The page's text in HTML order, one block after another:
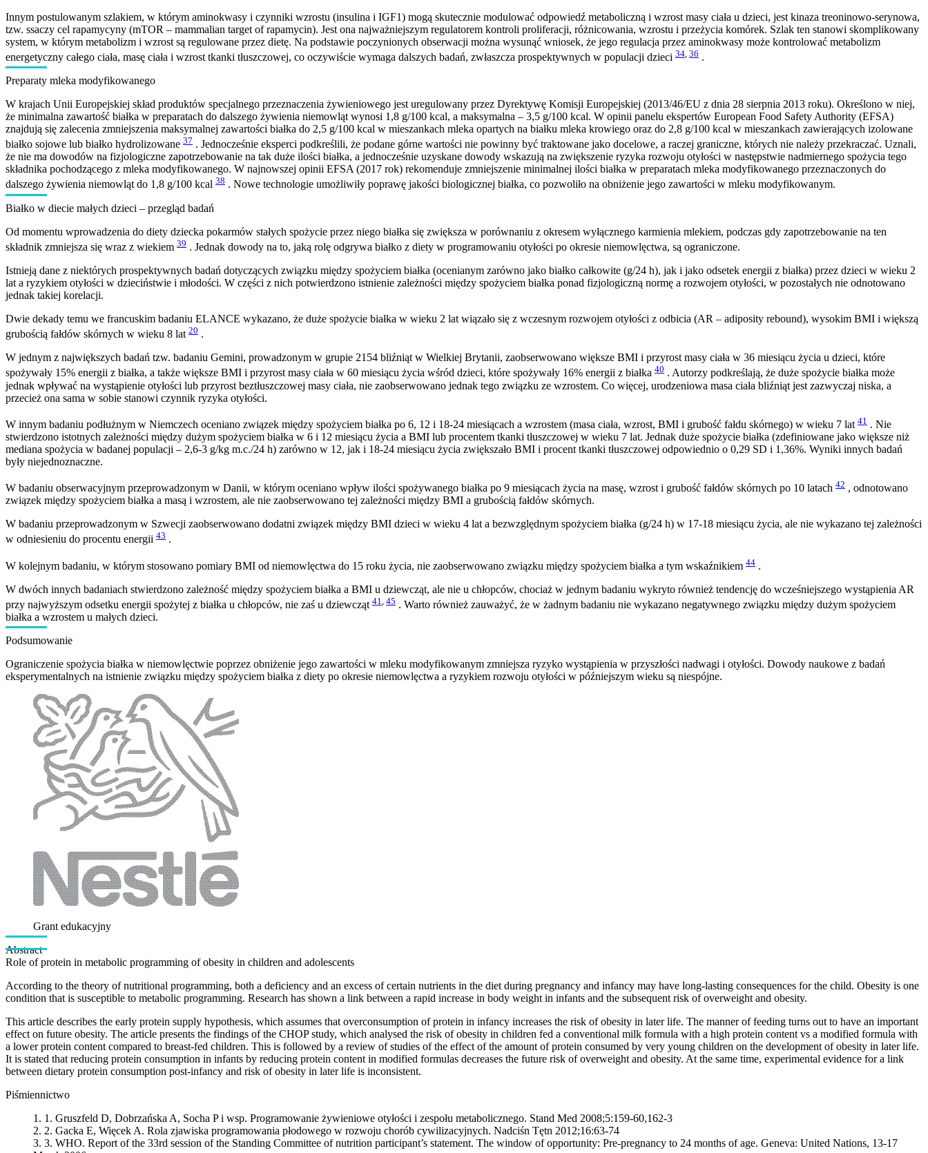
Innym postulowanym szlakiem, w którym aminokwasy i czynniki wzrostu (insulina i IGF1) mogą skutecznie modulować odpowiedź metaboliczną i wzrost masy ciała u dzieci, jest kinaza treoninowo-serynowa,
tzw. ssaczy cel rapamycyny (mTOR – mammalian target of rapamycin). Jest ona najważniejszym regulatorem kontroli proliferacji, różnicowania, wzrostu i przeżycia komórek. Szlak ten stanowi skomplikowany
system, w którym metabolizm i wzrost są regulowane przez dietę. Na podstawie poczynionych obserwacji można wysunąć wniosek, że jego regulacja przez aminokwasy może kontrolować metabolizm
energetyczny całego ciała, masę ciała i wzrost tkanki tłuszczowej, co oczywiście wymaga dalszych badań, zwłaszcza prospektywnych w populacji dzieci 34 36 .
Preparaty mleka modyfikowanego
W krajach Unii Europejskiej skład produktów specjalnego przeznaczenia żywieniowego jest uregulowany przez Dyrektywę Komisji Europejskiej (2013/46/EU z dnia 28 sierpnia 2013 roku). Określono w niej,
że minimalna zawartość białka w preparatach do dalszego żywienia niemowląt wynosi 1,8 g/100 kcal, a maksymalna – 3,5 g/100 kcal. W opinii panelu ekspertów European Food Safety Authority (EFSA)
znajdują się zalecenia zmniejszenia maksymalnej zawartości białka do 2,5 g/100 kcal w mieszankach mleka opartych na białku mleka krowiego oraz do 2,8 g/100 kcal w mieszankach zawierających izolowane
białko sojowe lub białko hydrolizowane 37 . Jednocześnie eksperci podkreślili, że podane górne wartości nie powinny być traktowane jako docelowe, a raczej graniczne, których nie należy przekraczać. Uznali,
że nie ma dowodów na fizjologiczne zapotrzebowanie na tak duże ilości białka, a jednocześnie uzyskane dowody wskazują na zwiększenie ryzyka rozwoju otyłości w następstwie nadmiernego spożycia tego
składnika pochodzącego z mleka modyfikowanego. W najnowszej opinii EFSA (2017 rok) rekomenduje zmniejszenie minimalnej ilości białka w preparatach mleka modyfikowanego przeznaczonych do
dalszego żywienia niemowląt do 1,8 g/100 kcal 38 . Nowe technologie umożliwiły poprawę jakości biologicznej białka, co pozwoliło na obniżenie jego zawartości w mleku modyfikowanym.
Białko w diecie małych dzieci – przegląd badań
Od momentu wprowadzenia do diety dziecka pokarmów stałych spożycie przez niego białka się zwiększa w porównaniu z okresem wyłącznego karmienia mlekiem, podczas gdy zapotrzebowanie na ten
składnik zmniejsza się wraz z wiekiem 39 . Jednak dowody na to, jaką rolę odgrywa białko z diety w programowaniu otyłości po okresie niemowlęctwa, są ograniczone.
Istnieją dane z niektórych prospektywnych badań dotyczących związku między spożyciem białka (ocenianym zarówno jako białko całkowite (g/24 h), jak i jako odsetek energii z białka) przez dzieci w wieku 2
lat a ryzykiem otyłości w dzieciństwie i młodości. W części z nich potwierdzono istnienie zależności między spożyciem białka ponad fizjologiczną normę a rozwojem otyłości, w pozostałych nie odnotowano
jednak takiej korelacji.
Dwie dekady temu we francuskim badaniu ELANCE wykazano, że duże spożycie białka w wieku 2 lat wiązało się z wczesnym rozwojem otyłości z odbicia (AR – adiposity rebound), wysokim BMI i większą
grubością fałdów skórnych w wieku 8 lat 20 .
W jednym z największych badań tzw. badaniu Gemini, prowadzonym w grupie 2154 bliźniąt w Wielkiej Brytanii, zaobserwowano większe BMI i przyrost masy ciała w 36 miesiącu życia u dzieci, które
spożywały 15% energii z białka, a także większe BMI i przyrost masy ciała w 60 miesiącu życia wśród dzieci, które spożywały 16% energii z białka 40 . Autorzy podkreślają, że duże spożycie białka może
jednak wpływać na wystąpienie otyłości lub przyrost beztłuszczowej masy ciała, nie zaobserwowano jednak tego związku ze wzrostem. Co więcej, urodzeniowa masa ciała bliźniąt jest zazwyczaj niska, a
przecież ona sama w sobie stanowi czynnik ryzyka otyłości.
W innym badaniu podłużnym w Niemczech oceniano związek między spożyciem białka po 6, 12 i 18-24 miesiącach a wzrostem (masa ciała, wzrost, BMI i grubość fałdu skórnego) w wieku 7 lat 41 . Nie
stwierdzono istotnych zależności między dużym spożyciem białka w 6 i 12 miesiącu życia a BMI lub procentem tkanki tłuszczowej w wieku 7 lat. Jednak duże spożycie białka (zdefiniowane jako większe niż
mediana spożycia w badanej populacji – 2,6-3 g/kg m.c./24 h) zarówno w 12, jak i 18-24 miesiącu życia zwiększało BMI i procent tkanki tłuszczowej odpowiednio o 0,29 SD i 1,36%. Wyniki innych badań
były niejednoznaczne.
W badaniu obserwacyjnym przeprowadzonym w Danii, w którym oceniano wpływ ilości spożywanego białka po 9 miesiącach życia na masę, wzrost i grubość fałdów skórnych po 10 latach 42 , odnotowano
związek między spożyciem białka a masą i wzrostem, ale nie zaobserwowano tej zależności między BMI a grubością fałdów skórnych.
W badaniu przeprowadzonym w Szwecji zaobserwowano dodatni związek między BMI dzieci w wieku 4 lat a bezwzględnym spożyciem białka (g/24 h) w 17-18 miesiącu życia, ale nie wykazano tej zależności
w odniesieniu do procentu energii 43 .
W kolejnym badaniu, w którym stosowano pomiary BMI od niemowlęctwa do 15 roku życia, nie zaobserwowano związku między spożyciem białka a tym wskaźnikiem 44 .
W dwóch innych badaniach stwierdzono zależność między spożyciem białka a BMI u dziewcząt, ale nie u chłopców, chociaż w jednym badaniu wykryto również tendencję do wcześniejszego wystąpienia AR
przy najwyższym odsetku energii spożytej z białka u chłopców, nie zaś u dziewcząt 41 45 . Warto również zauważyć, że w żadnym badaniu nie wykazano negatywnego związku między dużym spożyciem
białka a wzrostem u małych dzieci.
Podsumowanie
Ograniczenie spożycia białka w niemowlęctwie poprzez obniżenie jego zawartości w mleku modyfikowanym zmniejsza ryzyko wystąpienia w przyszłości nadwagi i otyłości. Dowody naukowe z badań
eksperymentalnych na istnienie związku między spożyciem białka z diety po okresie niemowlęctwa a ryzykiem rozwoju otyłości w późniejszym wieku są niespójne.
Grant edukacyjny
Abstract
Role of protein in metabolic programming of obesity in children and adolescents
According to the theory of nutritional programming, both a deficiency and an excess of certain nutrients in the diet during pregnancy and infancy may have long-lasting consequences for the child. Obesity is one
condition that is susceptible to metabolic programming. Research has shown a link between a rapid increase in body weight in infants and the subsequent risk of overweight and obesity.
This article describes the early protein supply hypothesis, which assumes that overconsumption of protein in infancy increases the risk of obesity in later life. The manner of feeding turns out to have an important
effect on future obesity. The article presents the findings of the CHOP study, which analysed the risk of obesity in children fed a conventional milk formula with a high protein content vs a modified formula with
a lower protein content compared to breast-fed children. This is followed by a review of studies of the effect of the amount of protein consumed by very young children on the development of obesity in later life.
It is stated that reducing protein consumption in infants by reducing protein content in modified formulas decreases the future risk of overweight and obesity. At the same time, experimental evidence for a link
between dietary protein consumption post-infancy and risk of obesity in later life is inconsistent.
Piśmiennictwo
1. Gruszfeld D, Dobrzańska A, Socha P i wsp. Programowanie żywieniowe otyłości i zespołu metabolicznego. Stand Med 2008;5:159-60,162-3
2. Gacka E, Więcek A. Rola zjawiska programowania płodowego w rozwoju chorób cywilizacyjnych. Nadciśn Tętn 2012;16:63-74
3. WHO. Report of the 33rd session of the Standing Committee of nutrition participant’s statement. The window of opportunity: Pre-pregnancy to 24 months of age. Geneva: United Nations, 13-17